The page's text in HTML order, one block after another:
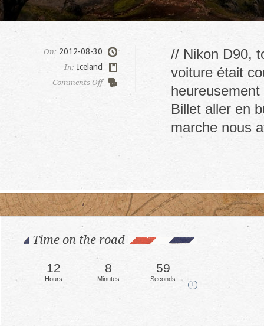
On: 2012-08-30
In: Iceland
Comments Offon
Landmannalaugar
// Nikon D90,
voiture était
Billet aller en
marche nous
Time on the road
12
Hours
9
Minutes
1
Second
i